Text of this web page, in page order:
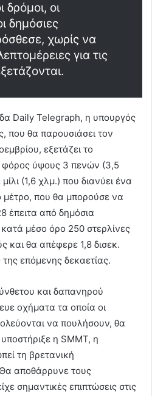
δρόμοι, οι
δημόσιες
χωρίς να
για τις
Daily Telegraph, η υπουργός
που θα παρουσιάσει τον
εξετάζει το
φόρος ύψους 3 πενών (3,5
(1,6 χλμ.) που διανύει ένα
μέτρο, που θα μπορούσε να
έπειτα από δημόσια
κατά μέσο όρο 250 στερλίνες
και θα απέφερε 1,8 δισεκ.
της επόμενης δεκαετίας.
και δαπανηρού
οχήματα τα οποία οι
να πουλήσουν, θα
η SMMT, η
τη βρετανική
αποθάρρυνε τους
σημαντικές επιπτώσεις στις